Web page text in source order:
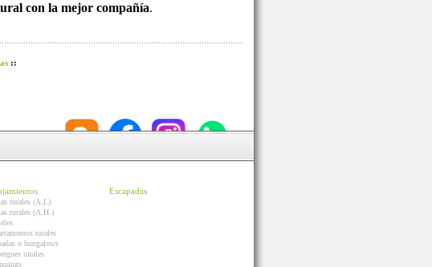
con la mejor compañía.
::
rurales (A.I.)
rurales (A.H.)
rurales
o bungalows
rurales
Escapadas